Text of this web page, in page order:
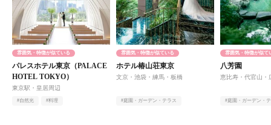
雰囲気・特徴が似ている
パレスホテル東京（PALACE
HOTEL TOKYO）
東京駅・皇居周辺
#自然光
#料理
雰囲気・特徴が似ている
ホテル椿山荘東京
文京・池袋・練馬・板橋
#庭園・ガーデン・テラス
雰囲気・特徴が似て
八芳園
恵比寿・代官山・
#庭園・ガーデン・